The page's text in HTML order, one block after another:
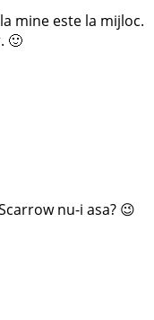
mine este la mijloc.
🙂
nu-i asa? 😉